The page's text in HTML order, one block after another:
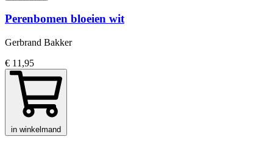
Perenbomen bloeien wit
Gerbrand Bakker
€ 11,95
in winkelmand